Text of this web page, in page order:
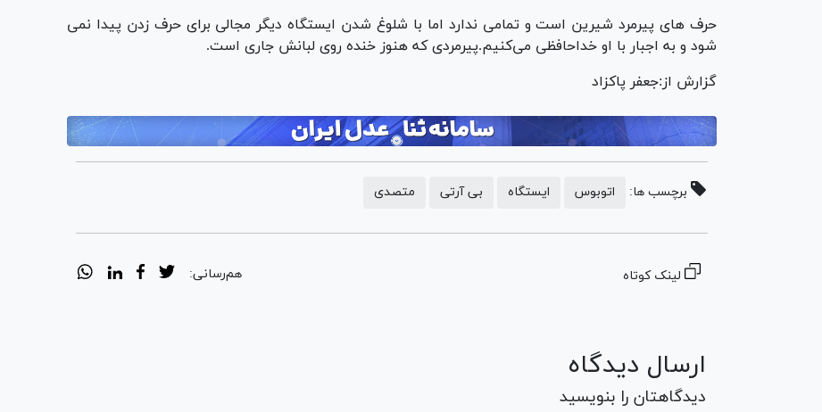
حرف های پیرمرد شیرین است و تمامی ندارد اما با شلوغ شدن ایستگاه دیگر مجالی برای حرف زدن پیدا نمی
شود و به اجبار با او خداحافظی می‌کنیم.پیرمردی که هنوز خنده روی لبانش جاری است.
گزارش از:جعفر پاکزاد
برچسب ها: اتوبوس ایستگاه بی آرتی متصدی
لینک کوتاه هم‌رسانی:
ارسال دیدگاه
دیدگاهتان را بنویسید